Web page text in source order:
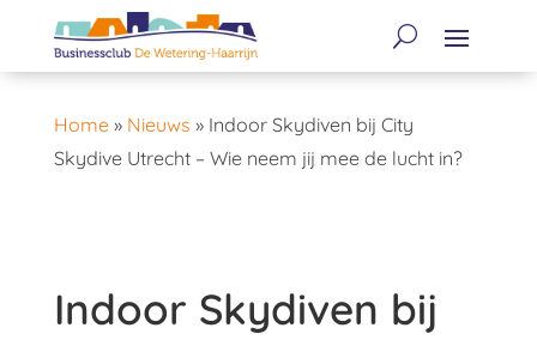
Home» Nieuws » Indoor Skydiven bij City
Skydive Utrecht – Wie neem jij mee de lucht in?
Indoor Skydiven bij